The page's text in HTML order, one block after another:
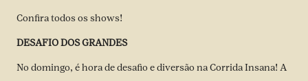
Confira todos os shows!
DESAFIO DOS GRANDES
No domingo, é hora de desafio e diversão na Corrida Insana! A